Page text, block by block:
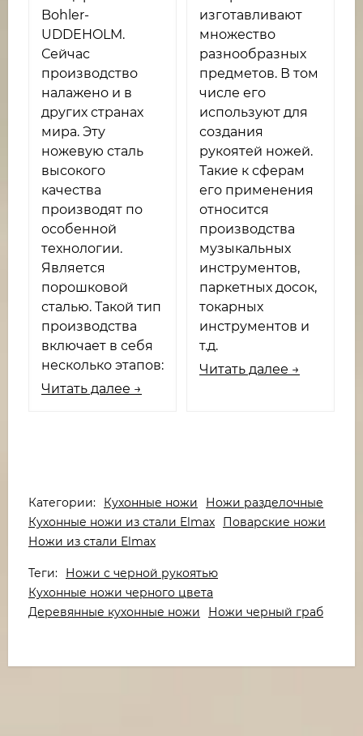
Bohler-
UDDEHOLM.
Сейчас
производство
налажено и в
других странах
мира. Эту
ножевую сталь
высокого
качества
производят по
особенной
технологии.
Является
порошковой
сталью. Такой тип
производства
включает в себя
несколько этапов:
Читать далее →
изготавливают
множество
разнообразных
предметов. В том
числе его
используют для
создания
рукоятей ножей.
Такие к сферам
его применения
относится
производства
музыкальных
инструментов,
паркетных досок,
токарных
инструментов и
т.д.
Читать далее →
Категории: Кухонные ножи
Ножи разделочные
Кухонные ножи из стали Elmax
Поварские ножи
Ножи из стали Elmax
Теги:
Ножи с черной рукоятью
Кухонные ножи черного цвета
Деревянные кухонные ножи
Ножи черный граб